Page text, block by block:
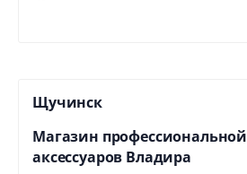
Щучинск
Магазин
аксессуаров Владира